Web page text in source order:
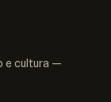
e cultura —